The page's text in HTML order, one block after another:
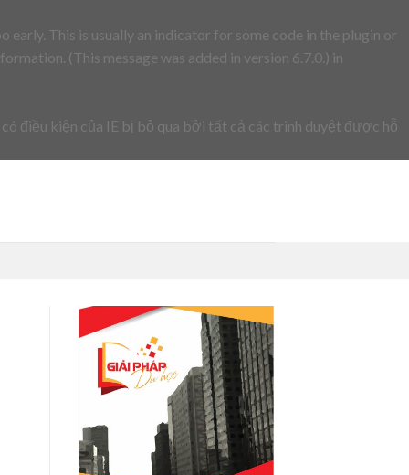
early. This is usually an indicator for some code in the plugin or
(This message was added in version 6.7.0.) in
điều kiện của IE bị bỏ qua bởi tất cả các trình duyệt được hỗ